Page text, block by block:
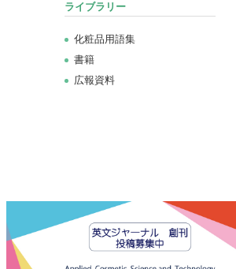
ライブラリー
化粧品用語集
書籍
広報資料